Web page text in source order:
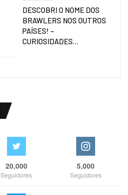
DESCOBRI O NOME DOS
BRAWLERS NOS OUTROS
PAÍSES! –
CURIOSIDADES…
20,000
Seguidores
5,000
Seguidores